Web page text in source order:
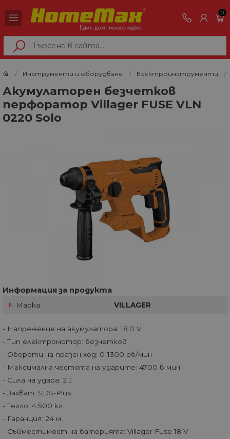
0
Инструменти и оборудване Електроинструменти
Акумулаторен безчетков
перфоратор Villager FUSE VLN
0220 Solo
Информация за продукта
Марка VILLAGER
- Напрежение на акумулатора: 18.0 V
- Тип електромотор: безчетков
- Обороти на празен ход: 0-1300 об/мин
- Максимална честота на ударите: 4700 в мин
- Сила на удара: 2 J
- Захват: SDS-Plus
- Тегло: 4.500 кг
- Гаранция: 24 м
- Съвместимост на батерията: Villager Fuse 18 V